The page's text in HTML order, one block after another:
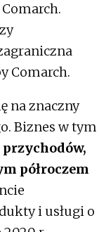
Comarch.
na znaczny
Biznes w tym
przychodów,
półroczem
i usługi o